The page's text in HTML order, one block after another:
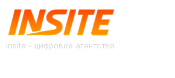
insite - цифровое агентство